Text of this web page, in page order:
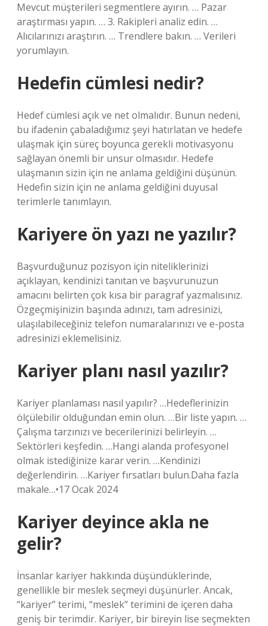
Mevcut müşterileri segmentlere ayırın. … Pazar
araştırması yapın. … 3. Rakipleri analiz edin. …
Alıcılarınızı araştırın. … Trendlere bakın. … Verileri
yorumlayın.
Hedefin cümlesi nedir?
Hedef cümlesi açık ve net olmalıdır. Bunun nedeni,
bu ifadenin çabaladığımız şeyi hatırlatan ve hedefe
ulaşmak için süreç boyunca gerekli motivasyonu
sağlayan önemli bir unsur olmasıdır. Hedefe
ulaşmanın sizin için ne anlama geldiğini düşünün.
Hedefin sizin için ne anlama geldiğini duyusal
terimlerle tanımlayın.
Kariyere ön yazı ne yazılır?
Başvurduğunuz pozisyon için niteliklerinizi
açıklayan, kendinizi tanıtan ve başvurunuzun
amacını belirten çok kısa bir paragraf yazmalısınız.
Özgeçmişinizin başında adınızı, tam adresinizi,
ulaşılabileceğiniz telefon numaralarınızı ve e-posta
adresinizi eklemelisiniz.
Kariyer planı nasıl yazılır?
Kariyer planlaması nasıl yapılır? …Hedeflerinizin
ölçülebilir olduğundan emin olun. …Bir liste yapın. …
Çalışma tarzınızı ve becerilerinizi belirleyin. …
Sektörleri keşfedin. …Hangi alanda profesyonel
olmak istediğinize karar verin. …Kendinizi
değerlendirin. …Kariyer fırsatları bulun.Daha fazla
makale…•17 Ocak 2024
Kariyer deyince akla ne
gelir?
İnsanlar kariyer hakkında düşündüklerinde,
genellikle bir meslek seçmeyi düşünürler. Ancak,
“kariyer” terimi, “meslek” terimini de içeren daha
geniş bir terimdir. Kariyer, bir bireyin lise seçmekten